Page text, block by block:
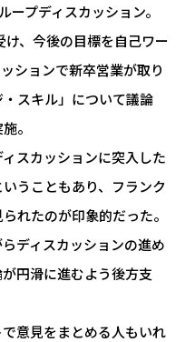
プディスカッション。
、今後の目標を自己ワー
ションで新卒営業が取り
スキル」について議論
。
スカッションに突入した
うこともあり、フランク
れたのが印象的だった。
ディスカッションの進め
円滑に進むよう後方支
意見をまとめる人もいれ